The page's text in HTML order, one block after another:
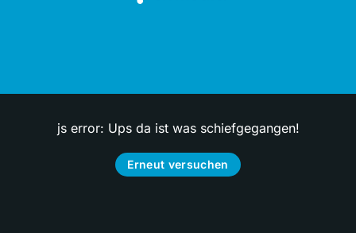
js error: Ups da ist was schiefgegangen!
Erneut versuchen